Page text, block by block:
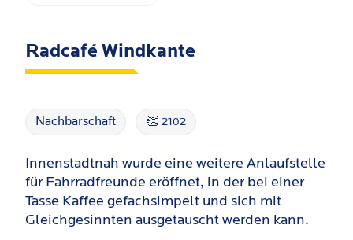
Radcafé Windkante
Nachbarschaft 👏 2102
Innenstadtnah wurde eine weitere Anlaufstelle
für Fahrradfreunde eröffnet, in der bei einer
Tasse Kaffee gefachsimpelt und sich mit
Gleichgesinnten ausgetauscht werden kann.